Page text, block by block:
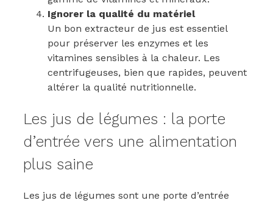
Ignorer la qualité du matériel
Un bon extracteur de jus est essentiel
pour préserver les enzymes et les
vitamines sensibles à la chaleur. Les
centrifugeuses, bien que rapides, peuvent
altérer la qualité nutritionnelle.
Les jus de légumes : la porte
d’entrée vers une alimentation
plus saine
Les jus de légumes sont une porte d’entrée